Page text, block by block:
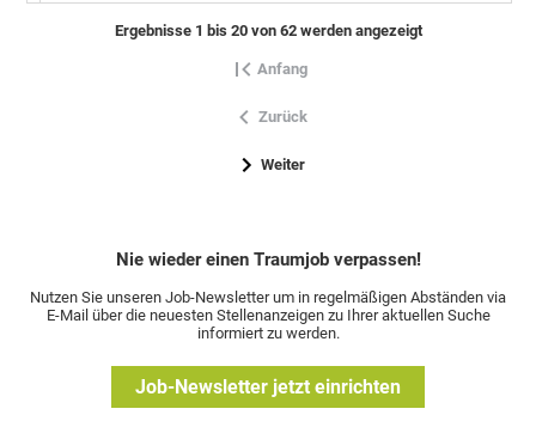
Ergebnisse 1 bis 20 von 62 werden angezeigt
Anfang
Zurück
Weiter
Nie wieder einen Traumjob verpassen!
Nutzen Sie unseren Job-Newsletter um in regelmäßigen Abständen via
E-Mail über die neuesten Stellenanzeigen zu Ihrer aktuellen Suche
informiert zu werden.
Job-Newsletter jetzt einrichten